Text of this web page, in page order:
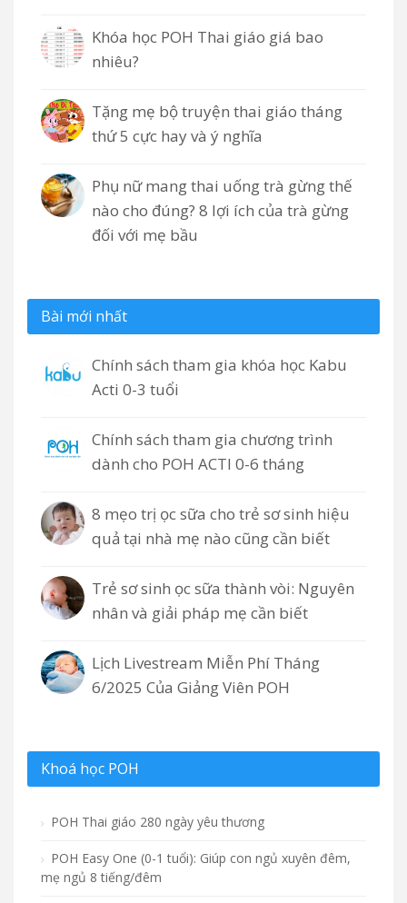
Khóa học POH Thai giáo giá bao
nhiêu?
Tặng mẹ bộ truyện thai giáo tháng
thứ 5 cực hay và ý nghĩa
Phụ nữ mang thai uống trà gừng thế
nào cho đúng? 8 lợi ích của trà gừng
đối với mẹ bầu
Bài mới nhất
Chính sách tham gia khóa học Kabu
Acti 0-3 tuổi
Chính sách tham gia chương trình
dành cho POH ACTI 0-6 tháng
8 mẹo trị ọc sữa cho trẻ sơ sinh hiệu
quả tại nhà mẹ nào cũng cần biết
Trẻ sơ sinh ọc sữa thành vòi: Nguyên
nhân và giải pháp mẹ cần biết
Lịch Livestream Miễn Phí Tháng
6/2025 Của Giảng Viên POH
Khoá học POH
POH Thai giáo 280 ngày yêu thương
POH Easy One (0-1 tuổi): Giúp con ngủ xuyên đêm,
mẹ ngủ 8 tiếng/đêm